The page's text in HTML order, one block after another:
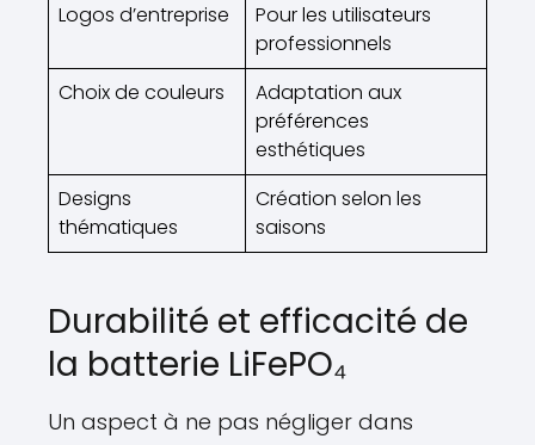
Logos d’entreprise
Pour les utilisateurs
professionnels
Choix de couleurs
Adaptation aux
préférences
esthétiques
Designs
thématiques
Création selon les
saisons
Durabilité et efficacité de
la batterie LiFePO₄
Un aspect à ne pas négliger dans